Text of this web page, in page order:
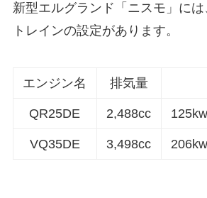
新型エルグランド「ニスモ」に
トレインの設定があります。
エンジン名 排気量
QR25DE 2,488cc
VQ35DE 3,498cc